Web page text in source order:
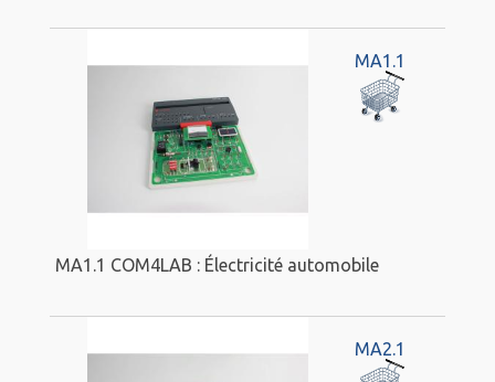
MA1.1
MA1.1 COM4LAB : Électricité automobile
MA2.1